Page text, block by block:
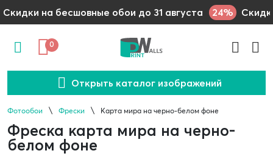
Скидки на бесшовные обои до 31 августа 24%
0
Открыть каталог изображений
Фотообои Фрески Карта мира на черно-белом фоне
Фреска карта мира на черно-
белом фоне